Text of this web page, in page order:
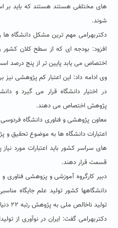
های مختلفی هستند هستند که باید بر
شوند.
دکتربهرامی مهم ترین مشکل دانشگاه ها
افزود: بودجه ای که از سطح کلان
اختصاص می یابد پایین تر از پنج درصد
وی ادامه داد: این اعتبار کم پژوهشی
در اختیار دانشگاه قرار می گیرد و
پژوهش اختصاص می دهند.
اعتبارات دانشگاه ها به موضوع تحقیق و
های سراسر کشور باید اعتبارات مورد
قسمت قرار دهند.
دبیر کارگروه آموزشی و پزوهشی فناوری
دانشگاهها کشور تولید علم جایگاه
تولید ناخالص ملی به پژوهش رتبه ۲۲ دنیا را در تولید علم دارد.